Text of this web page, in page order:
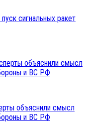
сигнальных ракет
объяснили смысл
и ВС РФ